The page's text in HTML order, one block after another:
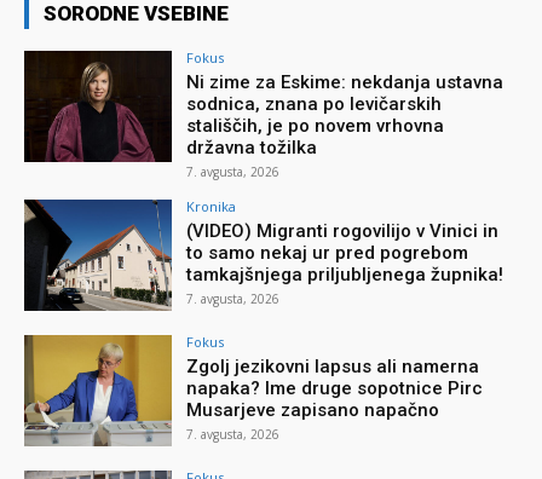
SORODNE VSEBINE
Fokus
Ni zime za Eskime: nekdanja ustavna
sodnica, znana po levičarskih
stališčih, je po novem vrhovna
državna tožilka
7. avgusta, 2026
Kronika
(VIDEO) Migranti rogovilijo v Vinici in
to samo nekaj ur pred pogrebom
tamkajšnjega priljubljenega župnika!
7. avgusta, 2026
Fokus
Zgolj jezikovni lapsus ali namerna
napaka? Ime druge sopotnice Pirc
Musarjeve zapisano napačno
7. avgusta, 2026